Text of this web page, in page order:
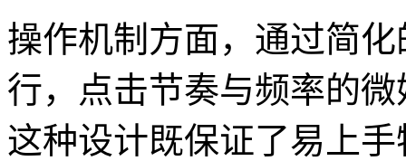
操作机制方面，通过简
行，点击节奏与频率的
这种设计既保证了易上